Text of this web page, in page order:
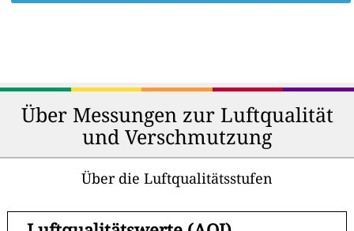
Über Messungen zur Luftqualität
und Verschmutzung
Über die Luftqualitätsstufen